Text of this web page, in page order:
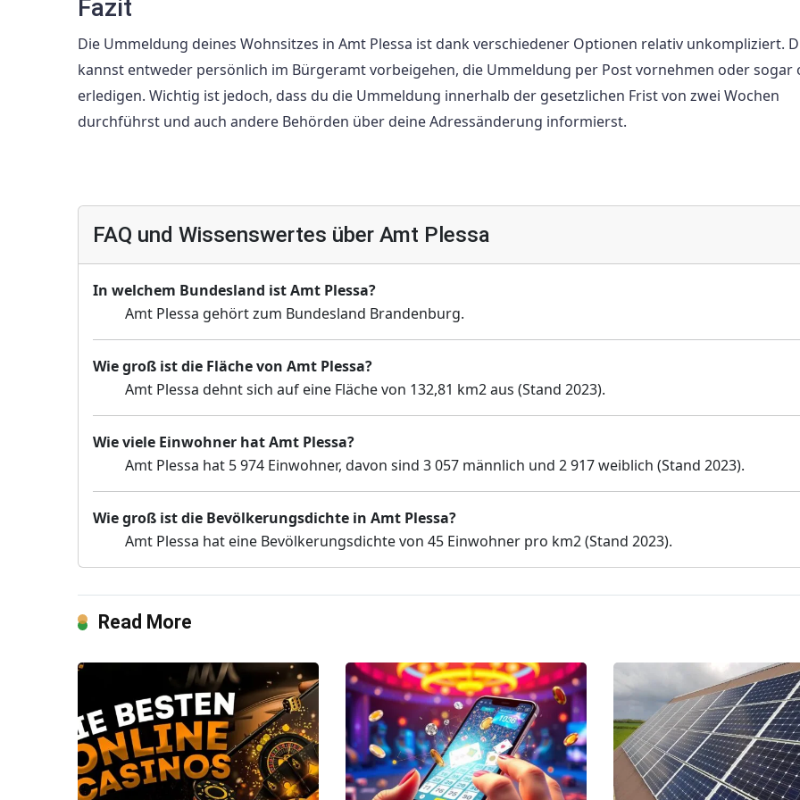
Fazit
Die Ummeldung deines Wohnsitzes in Amt Plessa ist dank verschiedener Optionen relativ unkompliziert.
kannst entweder persönlich im Bürgeramt vorbeigehen, die Ummeldung per Post vornehmen oder sogar
erledigen. Wichtig ist jedoch, dass du die Ummeldung innerhalb der gesetzlichen Frist von zwei Wochen
durchführst und auch andere Behörden über deine Adressänderung informierst.
FAQ und Wissenswertes über Amt Plessa
In welchem Bundesland ist Amt Plessa?
Amt Plessa gehört zum Bundesland Brandenburg.
Wie groß ist die Fläche von Amt Plessa?
Amt Plessa dehnt sich auf eine Fläche von 132,81 km2 aus (Stand 2023).
Wie viele Einwohner hat Amt Plessa?
Amt Plessa hat 5 974 Einwohner, davon sind 3 057 männlich und 2 917 weiblich (Stand 2023).
Wie groß ist die Bevölkerungsdichte in Amt Plessa?
Amt Plessa hat eine Bevölkerungsdichte von 45 Einwohner pro km2 (Stand 2023).
Read More